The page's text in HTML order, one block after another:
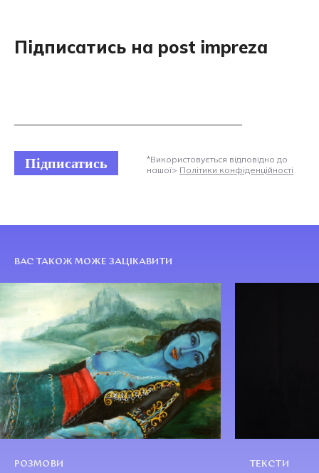
Підписатись на post impreza
Підписатись
*Використовується відповідно до
нашої> Політики конфіденційності
ВАС ТАКОЖ МОЖЕ ЗАЦІКАВИТИ
РОЗМОВИ ТЕКСТИ